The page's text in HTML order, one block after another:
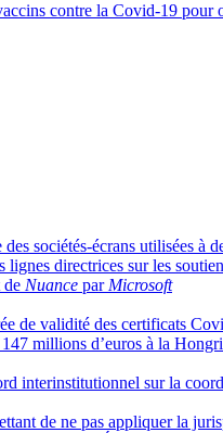
contre la Covid-19 pour
sociétés-écrans utilisées à
directrices sur les
de Nuance par Microsoft
de validité des certificats
millions d’euros à la
interinstitutionnel sur la
de ne pas appliquer la